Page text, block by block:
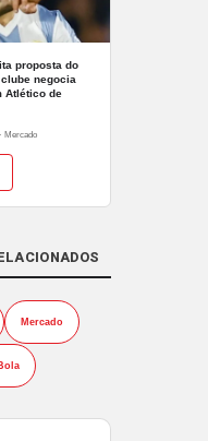
proposta do
negocia
Atlético de
· Mercado
Mercado